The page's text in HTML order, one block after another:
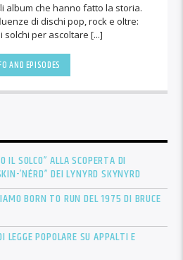
album che hanno fatto la storia.
di dischi pop, rock e oltre:
solchi per ascoltare [...]
AND EPISODES
SOLCO” ALLA SCOPERTA DI
’NÉRD” DEI LYNYRD SKYNYRD
BORN TO RUN DEL 1975 DI BRUCE
POPOLARE SU APPALTI E